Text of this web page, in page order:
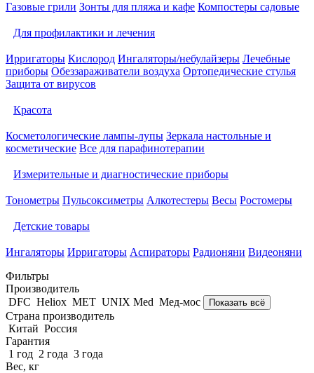
Газовые грили Зонты для пляжа и кафе Компостеры садовые
Для профилактики и лечения
Ирригаторы Кислород Ингаляторы/небулайзеры Лечебные
приборы Обеззараживатели воздуха Ортопедические стулья
Защита от вирусов
Красота
Косметологические лампы-лупы Зеркала настольные и
косметические Все для парафинотерапии
Измерительные и диагностические приборы
Тонометры Пульсоксиметры Алкотестеры Весы Ростомеры
Детские товары
Ингаляторы Ирригаторы Аспираторы Радионяни Видеоняни
Фильтры
Производитель
DFC Heliox MET UNIX Med Мед-мос Показать всё
Страна производитель
Китай Россия
Гарантия
1 год 2 года 3 года
Вес, кг